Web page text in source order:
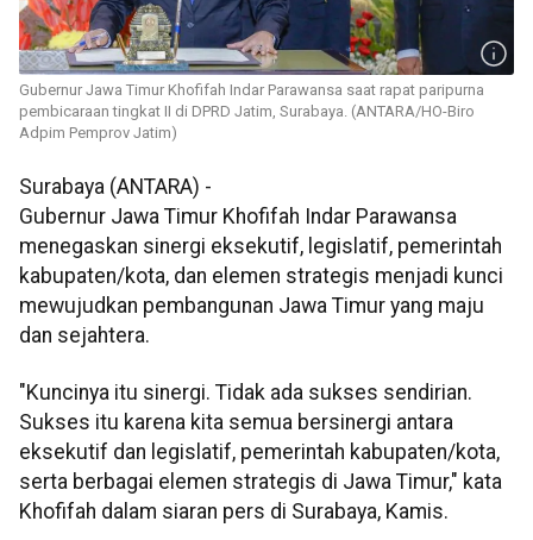
Gubernur Jawa Timur Khofifah Indar Parawansa saat rapat paripurna
pembicaraan tingkat II di DPRD Jatim, Surabaya. (ANTARA/HO-Biro
Adpim Pemprov Jatim)
Surabaya (ANTARA) -
Gubernur Jawa Timur Khofifah Indar Parawansa
menegaskan sinergi eksekutif, legislatif, pemerintah
kabupaten/kota, dan elemen strategis menjadi kunci
mewujudkan pembangunan Jawa Timur yang maju
dan sejahtera.
"Kuncinya itu sinergi. Tidak ada sukses sendirian.
Sukses itu karena kita semua bersinergi antara
eksekutif dan legislatif, pemerintah kabupaten/kota,
serta berbagai elemen strategis di Jawa Timur," kata
Khofifah dalam siaran pers di Surabaya, Kamis.